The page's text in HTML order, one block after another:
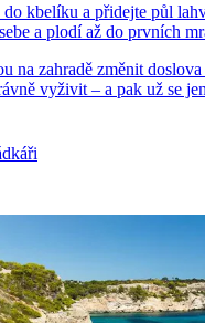
do kbelíku a přidejte půl
a plodí až do prvních
na zahradě změnit
vyživit – a pak už se